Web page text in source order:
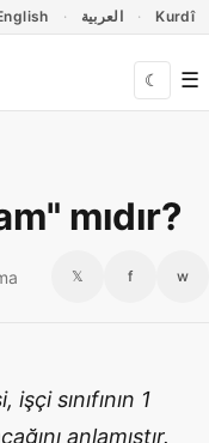
العربية Kurdî
☾ ☰
mıdır?
𝕏 f w
sınıfının 1
anlamıştır.